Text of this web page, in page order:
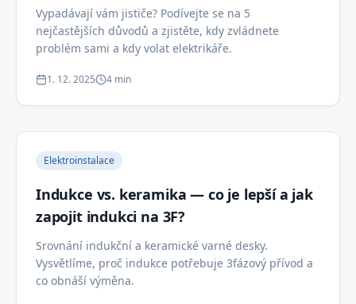
Vypadávají vám jističe? Podívejte se na 5
nejčastějších důvodů a zjistěte, kdy zvládnete
problém sami a kdy volat elektrikáře.
1. 12. 2025 4 min
Elektroinstalace
Indukce vs. keramika — co je lepší a jak
zapojit indukci na 3F?
Srovnání indukční a keramické varné desky.
Vysvětlíme, proč indukce potřebuje 3fázový přívod a
co obnáší výměna.